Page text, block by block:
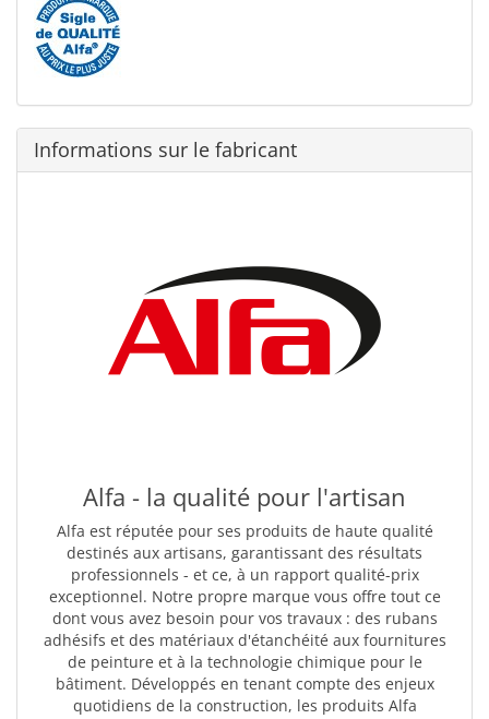
Informations sur le fabricant
Alfa - la qualité pour l'artisan
Alfa est réputée pour ses produits de haute qualité
destinés aux artisans, garantissant des résultats
professionnels - et ce, à un rapport qualité-prix
exceptionnel. Notre propre marque vous offre tout ce
dont vous avez besoin pour vos travaux : des rubans
adhésifs et des matériaux d'étanchéité aux fournitures
de peinture et à la technologie chimique pour le
bâtiment. Développés en tenant compte des enjeux
quotidiens de la construction, les produits Alfa